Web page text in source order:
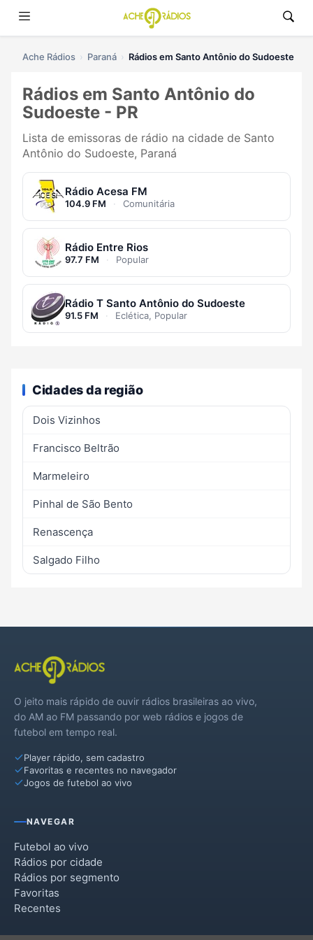
Ache Rádios Paraná Rádios em Santo Antônio do Sudoeste
Rádios em Santo Antônio do
Sudoeste - PR
Lista de emissoras de rádio na cidade de Santo
Antônio do Sudoeste, Paraná
Rádio Acesa FM
104.9 FM · Comunitária
Rádio Entre Rios
97.7 FM · Popular
Rádio T Santo Antônio do Sudoeste
91.5 FM · Eclética, Popular
Cidades da região
Dois Vizinhos
Francisco Beltrão
Marmeleiro
Pinhal de São Bento
Renascença
Salgado Filho
O jeito mais rápido de ouvir rádios brasileiras ao vivo,
do AM ao FM passando por web rádios e jogos de
futebol em tempo real.
Player rápido, sem cadastro
Favoritas e recentes no navegador
Jogos de futebol ao vivo
NAVEGAR
Futebol ao vivo
Rádios por cidade
Rádios por segmento
Favoritas
Recentes